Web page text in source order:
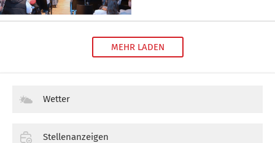
MEHR LADEN
Wetter
Stellenanzeigen